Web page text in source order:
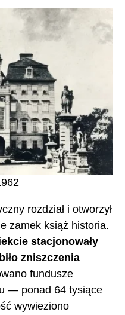
rozdział i otworzył
zamek książ historia.
stacjonowały
zniszczenia
fundusze
— ponad 64 tysiące
wywieziono